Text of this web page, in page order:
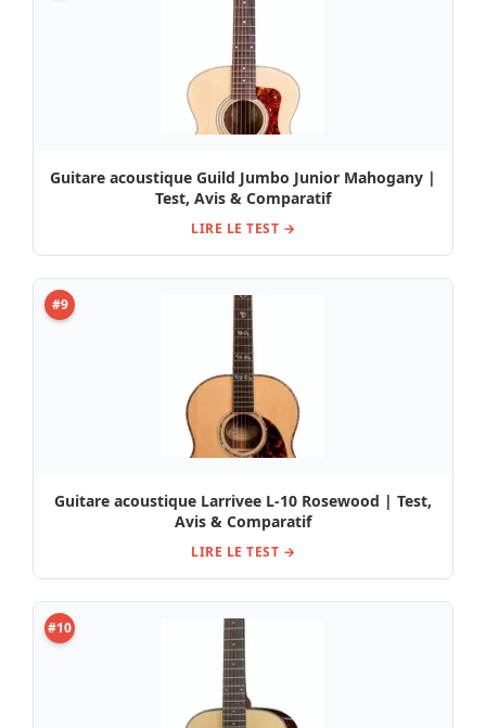
Guitare acoustique Guild Jumbo Junior Mahogany |
Test, Avis & Comparatif
LIRE LE TEST →
#9
Guitare acoustique Larrivee L-10 Rosewood | Test,
Avis & Comparatif
LIRE LE TEST →
#10